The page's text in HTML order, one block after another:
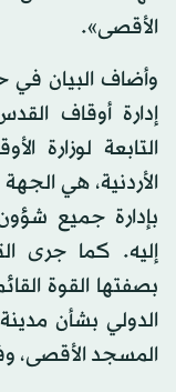
الأقصى».
وأضاف البيان في
إدارة أوقاف
التابعة لوزارة
الأردنية، هي
بإدارة جميع
إليه. كما جرى
بصفتها القوة
الدولي بشأن
المسجد الأقصى،